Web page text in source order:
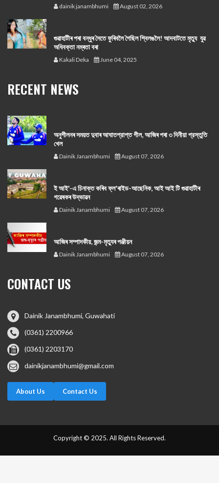
dainik janambhumi August 02, 2026
গুৱাহাটীৰ পৰা বন্ধুৰ সৈতে ফুৰিবলৈ গৈছিল শ্বিলঙলৈ! আদবাটতে মৃত্যু যুৱ
অধিবক্তা নম্ৰতা বৰা
Kakali Deka June 04, 2025
RECENT NEWS
অনুশীলনৰ সময়ত দুবাৰ আঘাতপ্রাপ্ত গীল, আজিৰ পৰা ৩ দিনীয়া প্রস্তুতি
খেল
Dainik Janambhumi August 07, 2026
ই আই'-এ চিনাক্ত কৰিব ফ্ল'ৰাইড-আছেনিক, আই আই টি গুৱাহাটীৰ
গৱেষকৰ উদ্ভাৱন
Dainik Janambhumi August 07, 2026
আজিৰ সম্পাদকীয়, জন্ম-মৃত্যুৰ পঞ্জীয়ন
Dainik Janambhumi August 07, 2026
CONTACT US
Dainik Janambhumi, Guwahati
(0361) 2200966
(0361) 2203170
dainikjanambhumi@gmail.com
About Us Contact Us
Copyright © 2025. All Rights Reserved.